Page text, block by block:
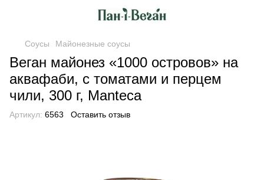
Соусы Майонезные соусы
Веган майонез «1000 островов» на
аквафаби, с томатами и перцем
чили, 300 г, Manteca
Артикул: 6563 Оставить отзыв